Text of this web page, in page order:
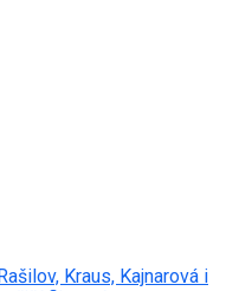
Kraus, Kajnarová i